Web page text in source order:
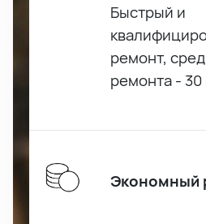
Быстрый и
ремонт,
ремонта - 30
Экономный